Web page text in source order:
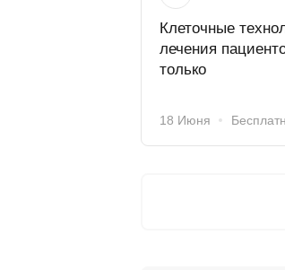
Клеточные
лечения
только
18 Июня